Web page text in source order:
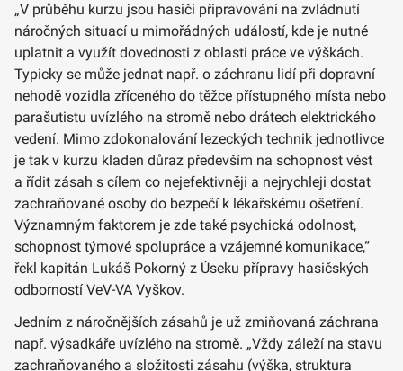
„V průběhu kurzu jsou hasiči připravováni na zvládnutí
náročných situací u mimořádných událostí, kde je nutné
uplatnit a využít dovednosti z oblasti práce ve výškách.
Typicky se může jednat např. o záchranu lidí při dopravní
nehodě vozidla zříceného do těžce přístupného místa nebo
parašutistu uvízlého na stromě nebo drátech elektrického
vedení. Mimo zdokonalování lezeckých technik jednotlivce
je tak v kurzu kladen důraz především na schopnost vést
a řídit zásah s cílem co nejefektivněji a nejrychleji dostat
zachraňované osoby do bezpečí k lékařskému ošetření.
Významným faktorem je zde také psychická odolnost,
schopnost týmové spolupráce a vzájemné komunikace,“
řekl kapitán Lukáš Pokorný z Úseku přípravy hasičských
odborností VeV-VA Vyškov.
Jedním z náročnějších zásahů je už zmiňovaná záchrana
např. výsadkáře uvízlého na stromě. „Vždy záleží na stavu
zachraňovaného a složitosti zásahu (výška, struktura